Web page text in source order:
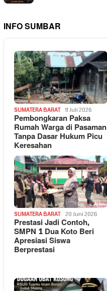
INFO SUMBAR
SUMATERA BARAT 11 Juli 2026
Pembongkaran Paksa
Rumah Warga di Pasaman
Tanpa Dasar Hukum Picu
Keresahan
SUMATERA BARAT 20 Juni 2026
Prestasi Jadi Contoh,
SMPN 1 Dua Koto Beri
Apresiasi Siswa
Berprestasi